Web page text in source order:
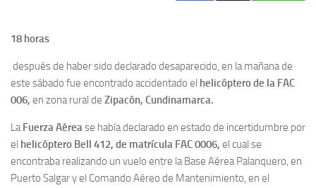
18 horas
después de haber sido declarado desaparecido, en la mañana de
este sábado fue encontrado accidentado el helicóptero de la FAC
006, en zona rural de Zipacón, Cundinamarca.
LaFuerza Aérease había declarado en estado de incertidumbre por
el helicóptero Bell 412, de matrícula FAC 0006, el cual se
encontraba realizando un vuelo entre la Base Aérea Palanquero, en
Puerto Salgar y el Comando Aéreo de Mantenimiento, en el